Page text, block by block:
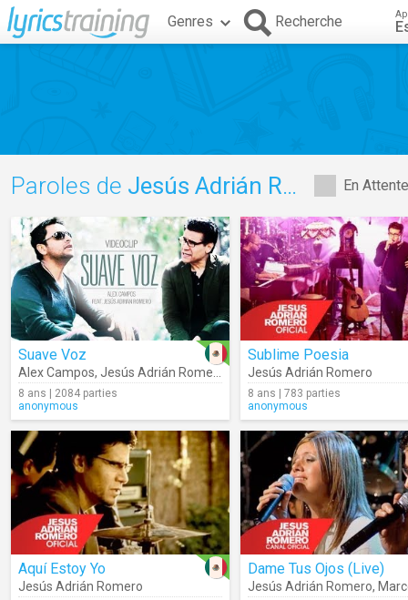
Genres Recherche
En
Paroles de Jesús Adrián Romero
Suave Voz
Alex Campos, Jesús Adrián Romero
8 ans | 2084 parties
anonymous
Sublime Poesia
Jesús Adrián Romero
8 ans | 783 parties
anonymous
Aquí Estoy Yo
Jesús Adrián Romero
Dame Tus Ojos (Live)
Jesús Adrián Romero,